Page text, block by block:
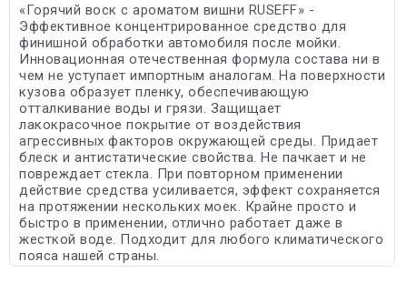
«Горячий воск с ароматом вишни RUSEFF» -
Эффективное концентрированное средство для
финишной обработки автомобиля после мойки.
Инновационная отечественная формула состава ни в
чем не уступает импортным аналогам. На поверхности
кузова образует пленку, обеспечивающую
отталкивание воды и грязи. Защищает
лакокрасочное покрытие от воздействия
агрессивных факторов окружающей среды. Придает
блеск и антистатические свойства. Не пачкает и не
повреждает стекла. При повторном применении
действие средства усиливается, эффект сохраняется
на протяжении нескольких моек. Крайне просто и
быстро в применении, отлично работает даже в
жесткой воде. Подходит для любого климатического
пояса нашей страны.